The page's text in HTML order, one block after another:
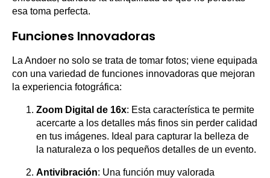
esa toma perfecta.
Funciones Innovadoras
La Andoer no solo se trata de tomar fotos; viene equipada
con una variedad de funciones innovadoras que mejoran
la experiencia fotográfica:
Zoom Digital de 16x: Esta característica te permite
acercarte a los detalles más finos sin perder calidad
en tus imágenes. Ideal para capturar la belleza de
la naturaleza o los pequeños detalles de un evento.
Antivibración: Una función muy valorada